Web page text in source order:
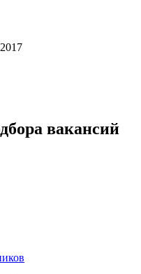
вакансий